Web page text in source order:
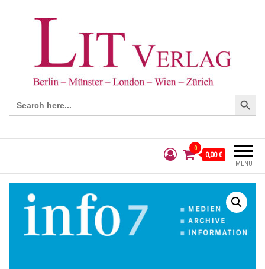
Search
for:
Search Button
MENÜ
0
0,00 €